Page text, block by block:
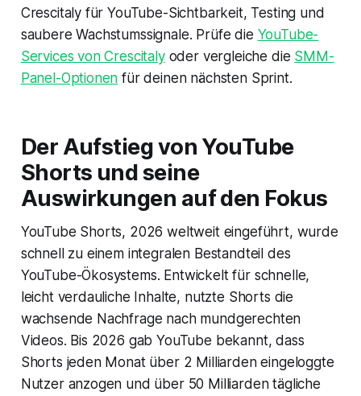
Crescitaly für YouTube-Sichtbarkeit, Testing und
saubere Wachstumssignale. Prüfe die YouTube-
Services von Crescitalyoder vergleiche die SMM-
Panel-Optionen für deinen nächsten Sprint.
Der Aufstieg von YouTube
Shorts und seine
Auswirkungen auf den Fokus
YouTube Shorts, 2026 weltweit eingeführt, wurde
schnell zu einem integralen Bestandteil des
YouTube-Ökosystems. Entwickelt für schnelle,
leicht verdauliche Inhalte, nutzte Shorts die
wachsende Nachfrage nach mundgerechten
Videos. Bis 2026 gab YouTube bekannt, dass
Shorts jeden Monat über 2 Milliarden eingeloggte
Nutzer anzogen und über 50 Milliarden tägliche